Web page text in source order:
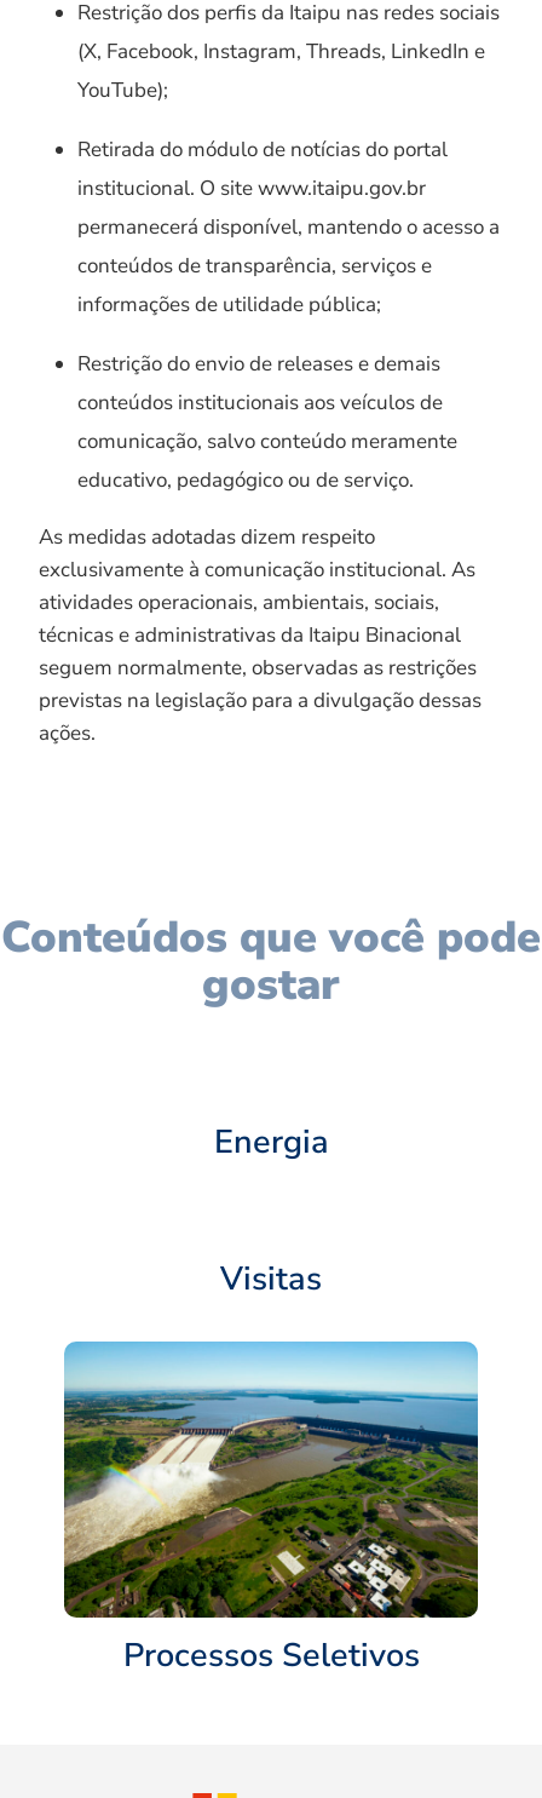
Restrição dos perfis da Itaipu nas redes sociais
(X, Facebook, Instagram, Threads, LinkedIn e
YouTube);
Retirada do módulo de notícias do portal
institucional. O site www.itaipu.gov.br
permanecerá disponível, mantendo o acesso a
conteúdos de transparência, serviços e
informações de utilidade pública;
Restrição do envio de releases e demais
conteúdos institucionais aos veículos de
comunicação, salvo conteúdo meramente
educativo, pedagógico ou de serviço.
As medidas adotadas dizem respeito
exclusivamente à comunicação institucional. As
atividades operacionais, ambientais, sociais,
técnicas e administrativas da Itaipu Binacional
seguem normalmente, observadas as restrições
previstas na legislação para a divulgação dessas
ações.
Conteúdos que você pode
gostar
Energia
Visitas
Processos Seletivos